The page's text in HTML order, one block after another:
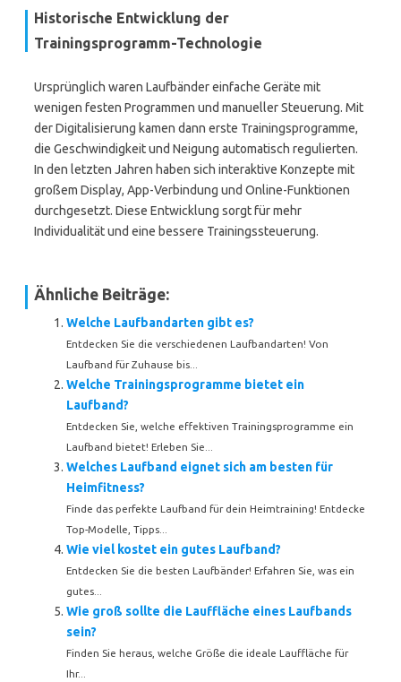
Historische Entwicklung der
Trainingsprogramm-Technologie
Ursprünglich waren Laufbänder einfache Geräte mit
wenigen festen Programmen und manueller Steuerung. Mit
der Digitalisierung kamen dann erste Trainingsprogramme,
die Geschwindigkeit und Neigung automatisch regulierten.
In den letzten Jahren haben sich interaktive Konzepte mit
großem Display, App-Verbindung und Online-Funktionen
durchgesetzt. Diese Entwicklung sorgt für mehr
Individualität und eine bessere Trainingssteuerung.
Ähnliche Beiträge:
Welche Laufbandarten gibt es?
Entdecken Sie die verschiedenen Laufbandarten! Von
Laufband für Zuhause bis...
Welche Trainingsprogramme bietet ein
Laufband?
Entdecken Sie, welche effektiven Trainingsprogramme ein
Laufband bietet! Erleben Sie...
Welches Laufband eignet sich am besten für
Heimfitness?
Finde das perfekte Laufband für dein Heimtraining! Entdecke
Top-Modelle, Tipps...
Wie viel kostet ein gutes Laufband?
Entdecken Sie die besten Laufbänder! Erfahren Sie, was ein
gutes...
Wie groß sollte die Lauffläche eines Laufbands
sein?
Finden Sie heraus, welche Größe die ideale Lauffläche für
Ihr...